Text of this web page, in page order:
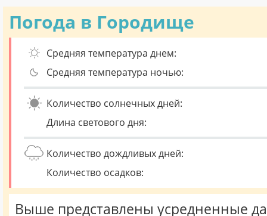
Погода в Городище
Средняя температура днем:
Средняя температура ночью:
Количество солнечных дней:
Длина светового дня:
Количество дождливых дней:
Количество осадков:
Выше представлены усредненные